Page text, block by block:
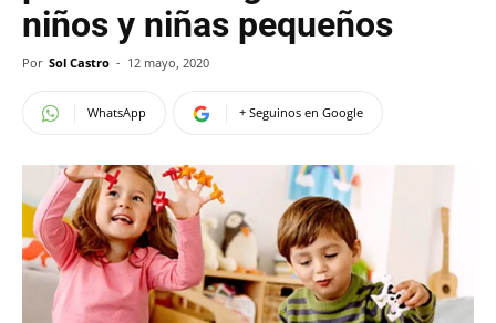
niños y niñas pequeños
Por Sol Castro - 12 mayo, 2020
WhatsApp + Seguinos en Google